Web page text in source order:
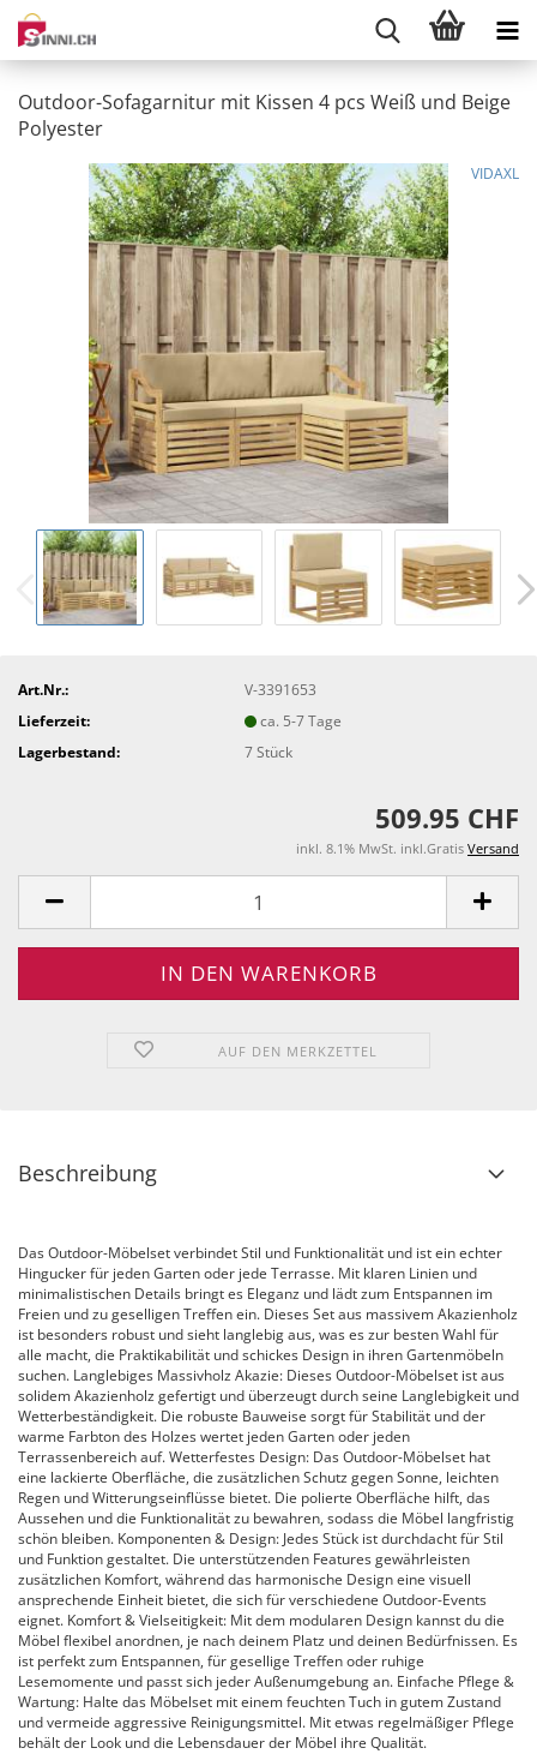
Outdoor-Sofagarnitur mit Kissen 4 pcs Weiß und Beige
Polyester
VIDAXL
Art.Nr.:
V-3391653
Lieferzeit:
ca. 5-7 Tage
Lagerbestand:
7Stück
509.95 CHF
inkl. 8.1% MwSt. inkl.Gratis Versand
AUF DEN MERKZETTEL
Beschreibung
Das Outdoor-Möbelset verbindet Stil und Funktionalität und ist ein echter
Hingucker für jeden Garten oder jede Terrasse. Mit klaren Linien und
minimalistischen Details bringt es Eleganz und lädt zum Entspannen im
Freien und zu geselligen Treffen ein. Dieses Set aus massivem Akazienholz
ist besonders robust und sieht langlebig aus, was es zur besten Wahl für
alle macht, die Praktikabilität und schickes Design in ihren Gartenmöbeln
suchen. Langlebiges Massivholz Akazie: Dieses Outdoor-Möbelset ist aus
solidem Akazienholz gefertigt und überzeugt durch seine Langlebigkeit und
Wetterbeständigkeit. Die robuste Bauweise sorgt für Stabilität und der
warme Farbton des Holzes wertet jeden Garten oder jeden
Terrassenbereich auf. Wetterfestes Design: Das Outdoor-Möbelset hat
eine lackierte Oberfläche, die zusätzlichen Schutz gegen Sonne, leichten
Regen und Witterungseinflüsse bietet. Die polierte Oberfläche hilft, das
Aussehen und die Funktionalität zu bewahren, sodass die Möbel langfristig
schön bleiben. Komponenten & Design: Jedes Stück ist durchdacht für Stil
und Funktion gestaltet. Die unterstützenden Features gewährleisten
zusätzlichen Komfort, während das harmonische Design eine visuell
ansprechende Einheit bietet, die sich für verschiedene Outdoor-Events
eignet. Komfort & Vielseitigkeit: Mit dem modularen Design kannst du die
Möbel flexibel anordnen, je nach deinem Platz und deinen Bedürfnissen. Es
ist perfekt zum Entspannen, für gesellige Treffen oder ruhige
Lesemomente und passt sich jeder Außenumgebung an. Einfache Pflege &
Wartung: Halte das Möbelset mit einem feuchten Tuch in gutem Zustand
und vermeide aggressive Reinigungsmittel. Mit etwas regelmäßiger Pflege
behält der Look und die Lebensdauer der Möbel ihre Qualität.